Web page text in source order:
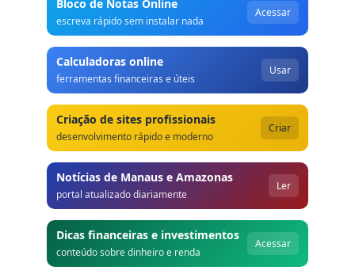
Bloco de Notas Online
escreva rápido sem instalar nada
Acessar
Calculadoras online
ferramentas financeiras e úteis
Usar
Criação de sites profissionais
desenvolvimento rápido e moderno
Criar
Notícias de Manaus e Amazonas
portal atualizado diariamente
Ler
Dicas financeiras e investimentos
conteúdo sobre dinheiro e renda
Acessar